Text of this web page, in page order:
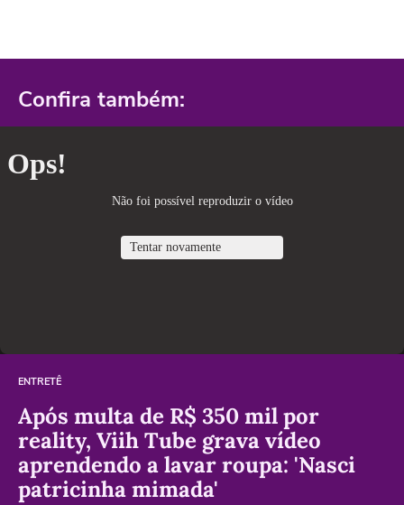
Confira também:
ENTRETÊ
Após multa de R$ 350 mil por
reality, Viih Tube grava vídeo
aprendendo a lavar roupa: 'Nasci
patricinha mimada'